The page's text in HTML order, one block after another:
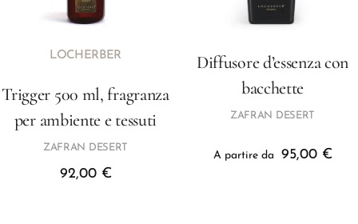
LOCHERBER
Trigger 500 ml, fragranza
per ambiente e tessuti
ZAFRAN DESERT
92,00 €
Diffusore d’essenza con
bacchette
ZAFRAN DESERT
A partire da 95,00 €